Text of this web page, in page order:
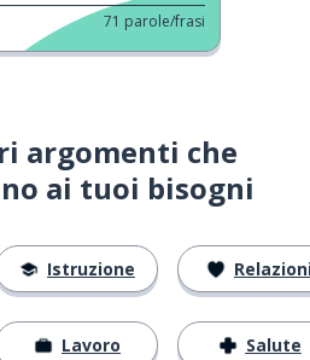
71 parole/frasi
argomenti che
ai tuoi bisogni
Istruzione
Lavoro Salute